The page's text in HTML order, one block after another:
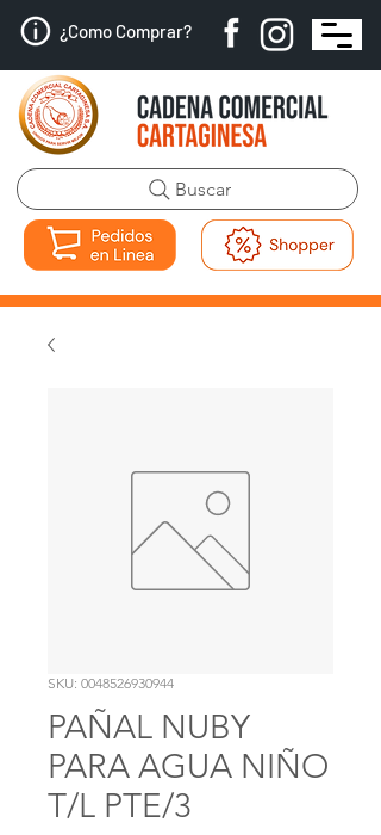
¿Como Comprar?
Buscar
SKU: 0048526930944
PAÑAL NUBY
PARA AGUA NIÑO
T/L PTE/3